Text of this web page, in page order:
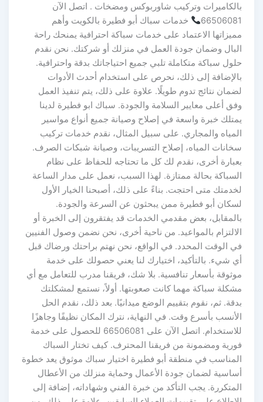
بالكاميرات وتركيب شاوربوكس ومضخات . اتصل الآن
66506081
خدمات سباك أبو فطيرة بالكويت وأهم
مميزاتها الاعتماد على خدمات سباكة احترافية يمنحك راحة
البال وضمان جودة العمل في منزلك أو شركتك. نحن نقدم
حلول سباكة متكاملة تلبي جميع احتياجاتك بدقة واحترافية.
بالإضافة إلى ذلك، نحرص على استخدام أحدث الأدوات
لضمان نتائج تدوم طويلًا. علاوة على ذلك، يتم تنفيذ العمل
وفق أعلى معايير السلامة والجودة. سباك ابو فطيرة لدينا
يمتلك خبرة واسعة في إصلاح وصيانة جميع أنواع مواسير
المياه والمجاري. على سبيل المثال، نقدم خدمات تركيب
سخانات المياه، إصلاح التسريبات، وصيانة شبكات الصرف.
بعبارة أخرى، نقدم لك كل ما تحتاجه للحفاظ على نظام
السباكة بحالة ممتازة. لهذا السبب، نعمل على مدار الساعة
لخدمتك متى احتجت. بناءً على ذلك، أصبحنا الخيار الأول
لسكان أبو فطيرة ممن يبحثون عن السرعة والجودة.
بالمقابل، بعض مقدمي الخدمات قد يفتقرون إلى الخبرة أو
الالتزام بالمواعيد. من ناحية أخرى، نحن نضمن وصول الفنيين
في الوقت المحدد. في الواقع، نحن نهتم براحتك ورضاك قبل
أي شيء. بالتأكيد، اختيارك لنا يعني حصولك على خدمة
موثوقة بأسعار تنافسية. بلا شك، فريقنا مدرب للتعامل مع أي
مشكلة سباكة مهما كانت صعوبتها. أولاً، نستمع لمشكلتك
بدقة. ثم، نقوم بتقييم الوضع ميدانيًا. بعد ذلك، نقدم الحل
الأنسب بأسرع وقت. في النهاية، نترك المكان نظيفًا وجاهزًا
للاستخدام. اتصل الآن على 66506081 للحصول على خدمة
فورية ومضمونة من فريقنا المحترف. كيف تختار السباك
المناسب في منطقة أبو فطيرة اختيار سباك موثوق يعد خطوة
أساسية لضمان جودة الأعمال وحماية منزلك من الأعطال
المتكررة. يجب التأكد من خبرة الفني وشهاداته، إضافة إلى